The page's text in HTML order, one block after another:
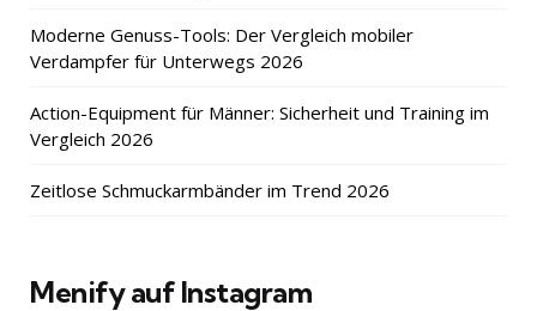
Moderne Genuss-Tools: Der Vergleich mobiler
Verdampfer für Unterwegs 2026
Action-Equipment für Männer: Sicherheit und Training im
Vergleich 2026
Zeitlose Schmuckarmbänder im Trend 2026
Menify auf Instagram